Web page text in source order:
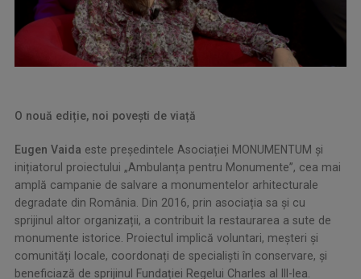
O nouă ediție, noi povești de viață
Eugen Vaida este președintele Asociației MONUMENTUM și
inițiatorul proiectului „Ambulanța pentru Monumente”, cea mai
amplă campanie de salvare a monumentelor arhitecturale
degradate din România. Din 2016, prin asociația sa și cu
sprijinul altor organizații, a contribuit la restaurarea a sute de
monumente istorice. Proiectul implică voluntari, meșteri și
comunități locale, coordonați de specialiști în conservare, și
beneficiază de sprijinul Fundației Regelui Charles al III-lea.